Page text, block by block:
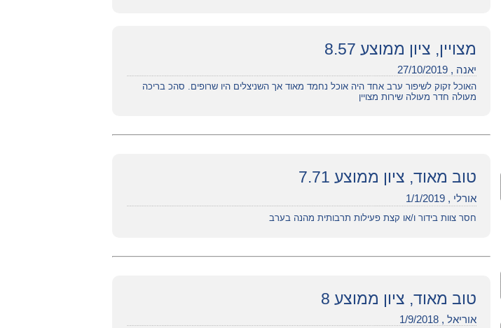
מצויין, ציון ממוצע 8.57
יאנה , 27/10/2019
האוכל זקוק לשיפור ערב אחד היה אוכל נחמד מאוד אך השניצלים היו שרופים. סהכ בריכה
מעולה חדר מעולה שירות מצויין
טוב מאוד, ציון ממוצע 7.71
אורלי , 1/1/2019
חסר צוות בידור ו/או קצת פעילות תרבותית מהנה בערב
טוב מאוד, ציון ממוצע 8
אוריאל , 1/9/2018